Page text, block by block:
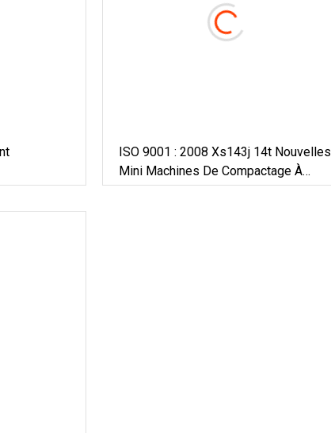
ISO 9001 : 2008 Xs143j 14t Nouvelles
Mini Machines De Compactage À
Rouleaux Routiers